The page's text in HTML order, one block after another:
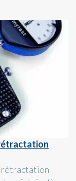
rétractation